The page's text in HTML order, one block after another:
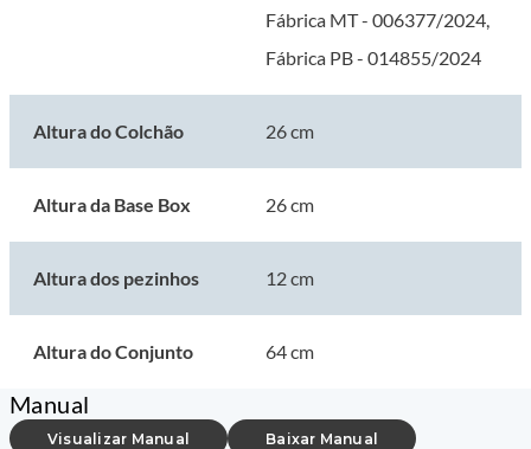
Fábrica MT - 006377/2024,
Fábrica PB - 014855/2024
Altura do Colchão 26 cm
Altura da Base Box 26 cm
Altura dos pezinhos 12 cm
Altura do Conjunto 64 cm
Manual
Visualizar Manual Baixar Manual